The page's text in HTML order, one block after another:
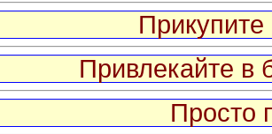
Привлекайте в
Просто